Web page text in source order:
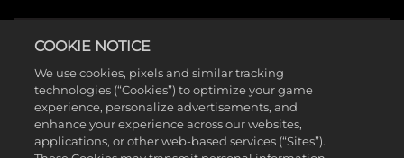
COOKIE NOTICE
We use cookies, pixels and similar tracking
technologies (“Cookies”) to optimize your game
experience, personalize advertisements, and
enhance your experience across our websites,
applications, or other web-based services (“Sites”).